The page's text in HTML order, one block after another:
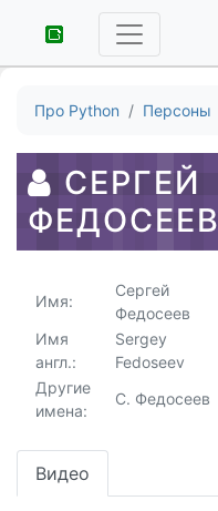
Про Python Персоны
СЕРГЕЙ
ФЕДОСЕЕВ
Имя:
Сергей
Федосеев
Имя
англ.:
Sergey
Fedoseev
Другие
имена:
С. Федосеев
Видео